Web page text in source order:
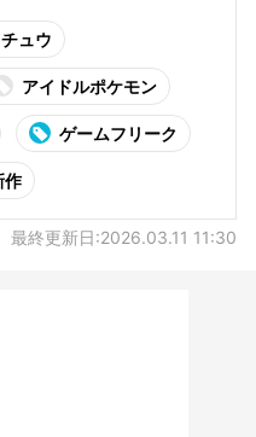
ュウ
アイドルポケモン
ゲームフリーク
作
最終更新日:2026.03.11 11:30